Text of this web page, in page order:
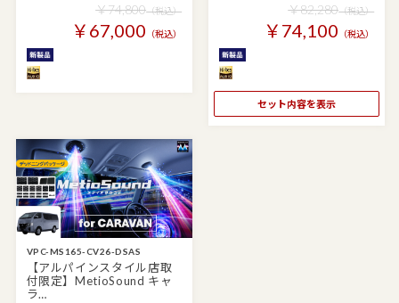
￥74,800（税込）
￥67,000 （税込）
￥82,280（税込）
￥74,100 （税込）
セット内容を表示
VPC-MS165-CV26-DSAS
【アルパインスタイル店取
付限定】MetioSound キャ
ラ…